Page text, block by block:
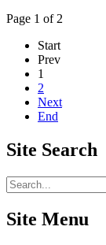
Page 1 of 2
Start
Prev
1
2
Next
End
Site Search
Site Menu